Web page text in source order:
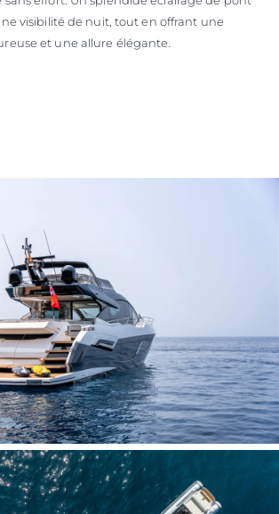
visibilité de nuit, tout en offrant une
et une allure élégante.